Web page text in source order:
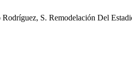
S. Remodelación Del